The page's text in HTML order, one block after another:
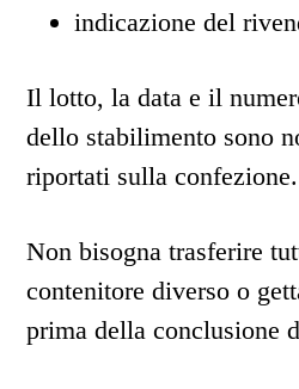
indicazione del
Il lotto, la data e il
dello stabilimento sono
riportati sulla confezione.
Non bisogna trasferire
contenitore diverso o
prima della conclusione